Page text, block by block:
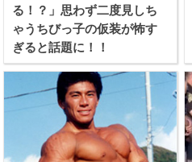
る！？」思わず二度見しち
ゃうちびっ子の仮装が怖す
ぎると話題に！！